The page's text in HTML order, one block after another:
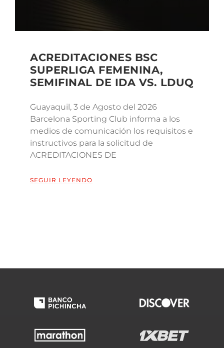
ACREDITACIONES BSC
SUPERLIGA FEMENINA,
SEMIFINAL DE IDA VS. LDUQ
Guayaquil, 3 de Agosto del 2026
Barcelona Sporting Club informa a los
medios de comunicación los requisitos e
instructivos para la solicitud de
ACREDITACIONES DE
SEGUIR LEYENDO